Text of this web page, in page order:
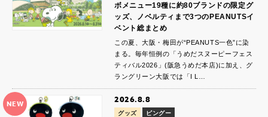
ボメニュー19種に約80ブランドの限定グ
ッズ、ノベルティまで3つのPEANUTSイ
ベント総まとめ
この夏、大阪・梅田が“PEANUTS一色”に染
まる。毎年恒例の「うめだスヌーピーフェス
ティバル2026」(阪急うめだ本店)に加え、グ
ラングリーン大阪では「I L…
NEW 2026.8.8
グッズ ピングー